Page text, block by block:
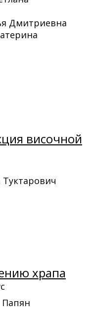
Дмитриевна
височной
храпа